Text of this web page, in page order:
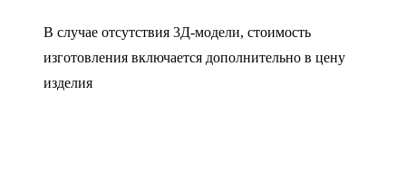
В случае отсутствия 3Д-модели, стоимость
изготовления включается дополнительно в цену
изделия